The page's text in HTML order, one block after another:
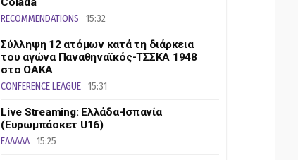
RECOMMENDATIONS 15:32
Σύλληψη 12 ατόμων κατά τη διάρκεια
του αγώνα Παναθηναϊκός-ΤΣΣΚΑ 1948
στο ΟΑΚΑ
CONFERENCE LEAGUE 15:31
Live Streaming: Ελλάδα-Ισπανία
(Ευρωμπάσκετ U16)
ΕΛΛΑΔΑ 15:25